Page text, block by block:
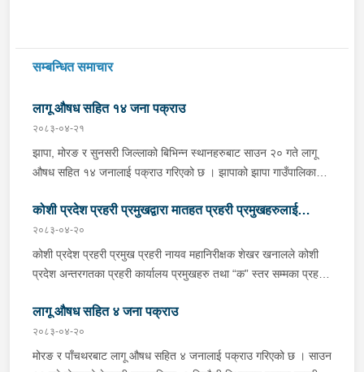
सम्बन्धित समाचार
लागू औषध सहित १४ जना पक्राउ
२०८३-०४-२१
झापा, मोरङ र सुनसरी जिल्लाको बिभिन्न स्थानहरुबाट साउन २० गते लागू
औषध सहित १४ जनालाई पक्राउ गरिएको छ । झापाको झापा गाउँपालिका–१
हाल शिवसताक्षी नगरपालिका–९ दुधे बस्ने ३० वर्षीय बिराज भुजेललाई १ ग्राम
६७ मिलिग्राम ब्राउन सुगर सहित, इलाका प्रहरी कार्यालय काँकरभिट्टा र
लागू औषध नियन्त्रण ब्यूरो काँकरभिट्टाको संयुक्त टोलीले इलामको सूर्योदय
नगरपालिका–४ का २६ वर्षीय सलमान थापालाई २ ग्राम ४९० मिलिग्राम
महानगरपालिका–१५ स्थितबाट इलाका प्रहरी कार्यालय रानी र लागू औषध
नियन्त्रण ब्यूरो विराटनगरले लेटाङ नगरपालिका–२ का १८ वर्षीय सुमित
ठकुरी र सोही स्थानका २५ वर्षीय बिकाश भुजेललाई १० ग्राम ९४० मिलिग्राम
ब्राउन सुगर सहित, इलाका प्रहरी कार्यालय रंगेलीले धनपालथान गाउँपालिका
कोशी प्रदेश प्रहरी प्रमुखद्वारा मातहत प्रहरी प्रमुखहरुलाई
निर्देशन
२०८३-०४-२०
कोशी प्रदेश प्रहरी प्रमुख प्रहरी नायव महानिरीक्षक शेखर खनालले कोशी
प्रदेश अन्तरगतका प्रहरी कार्यालय प्रमुखहरु तथा “क” स्तर सम्मका प्रहरी
आवश्यक निर्देशन दिनु भएको छ । v निर्देशनको क्रममा उहाँले प्रहरीले आ-
आफ्नो पदीय दायित्व अनुसार त्रृटीरहित तवरबाट कार्य सम्पादन गर्न र आईपर्ने
चुनौतीहरूलाई व्यावसायीक तवरबाट सामना गर्दै एक निर्भिक, ईमानदार र
लागू औषध सहित ४ जना पक्राउ
२०८३-०४-२०
मोरङ र पाँचथरबाट लागू औषध सहित ४ जनालाई पक्राउ गरिएको छ । साउन